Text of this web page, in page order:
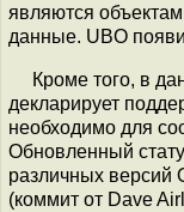
являются
данные. UBO
Кроме того, в
декларирует
необходимо для
Обновленный
различных версий
(коммит от Dave